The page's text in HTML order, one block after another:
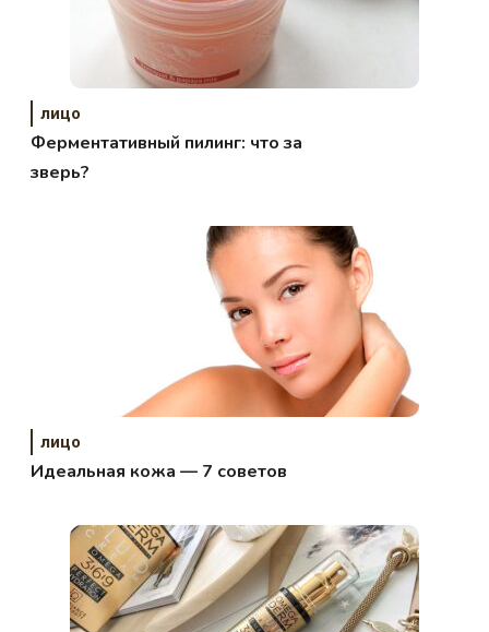
лицо
Ферментативный пилинг: что за
зверь?
лицо
Идеальная кожа — 7 советов